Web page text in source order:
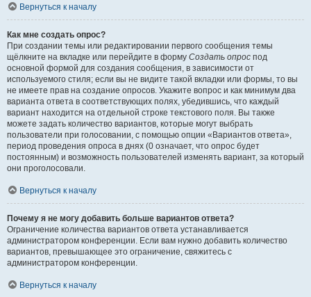
Вернуться к началу
Как мне создать опрос?
При создании темы или редактировании первого сообщения темы
щёлкните на вкладке или перейдите в форму Создать опрос под
основной формой для создания сообщения, в зависимости от
используемого стиля; если вы не видите такой вкладки или формы, то вы
не имеете прав на создание опросов. Укажите вопрос и как минимум два
варианта ответа в соответствующих полях, убедившись, что каждый
вариант находится на отдельной строке текстового поля. Вы также
можете задать количество вариантов, которые могут выбрать
пользователи при голосовании, с помощью опции «Вариантов ответа»,
период проведения опроса в днях (0 означает, что опрос будет
постоянным) и возможность пользователей изменять вариант, за который
они проголосовали.
Вернуться к началу
Почему я не могу добавить больше вариантов ответа?
Ограничение количества вариантов ответа устанавливается
администратором конференции. Если вам нужно добавить количество
вариантов, превышающее это ограничение, свяжитесь с
администратором конференции.
Вернуться к началу